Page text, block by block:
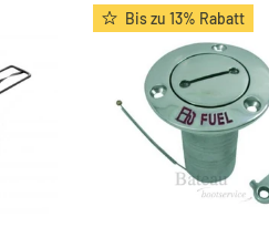
Bis zu 13% Rabatt